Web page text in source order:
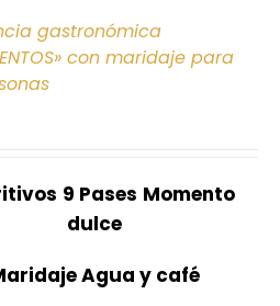
gastronómica
con maridaje para
9 Pases Momento
dulce
Agua y café